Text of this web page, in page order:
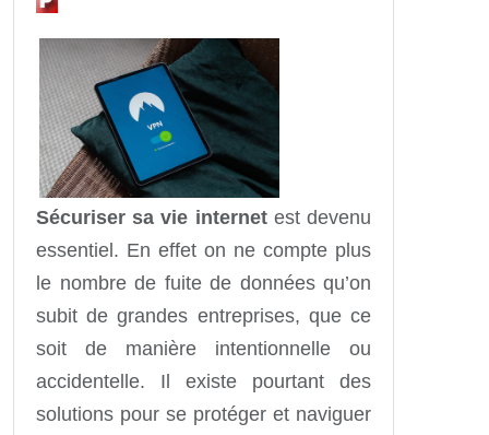
Sécuriser sa vie internetest devenu
essentiel. En effet on ne compte plus
le nombre de fuite de données qu’on
subit de grandes entreprises, que ce
soit de manière intentionnelle ou
accidentelle. Il existe pourtant des
solutions pour se protéger et naviguer